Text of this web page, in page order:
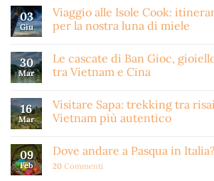
03
Giu
Viaggio alle Isole Cook:
per la nostra luna di miele
30
Mar
Le cascate di Ban Gioc,
tra Vietnam e Cina
16
Mar
Visitare Sapa: trekking tra
Vietnam più autentico
09
Feb
Dove andare a Pasqua in Italia?
20 Commenti